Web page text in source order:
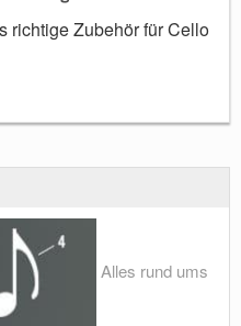
richtige Zubehör für Cello
Alles rund ums